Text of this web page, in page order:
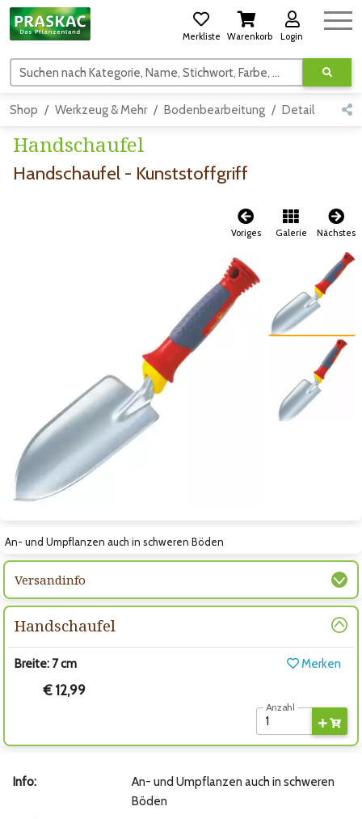
Merkliste Warenkorb Login
Suchen nach Kategorie, Name, Stichwort, Farbe, usw.
Shop Werkzeug & Mehr Bodenbearbeitung Detail
Handschaufel
Handschaufel - Kunststoffgriff
Voriges Galerie Nächstes
Zum vorigen Bild Zum nächsten Bild
Zum vorigen Bild
Zum nächsten Bild
An- und Umpflanzen auch in schweren Böden
Versandinfo
Handschaufel
Breite: 7 cm Merken
€ 12,99
Anzahl
Info:
An- und Umpflanzen auch in schweren
Böden